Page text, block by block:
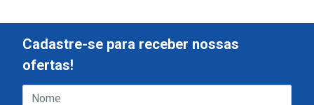
Cadastre-se para receber nossas
ofertas!